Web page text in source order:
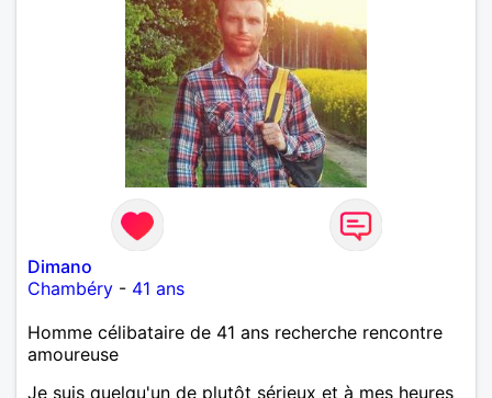
Dimano
Chambéry - 41 ans
Homme célibataire de 41 ans recherche rencontre
amoureuse
Je suis quelqu'un de plutôt sérieux et à mes heures